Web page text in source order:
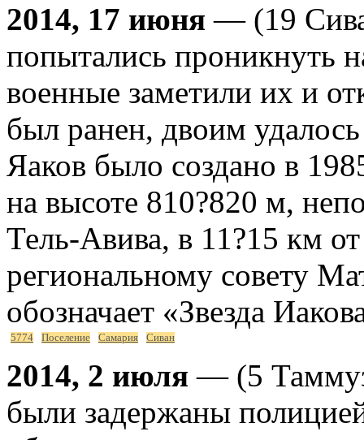
2014, 17 июня — (19
попытались проникнуть
военные заметили их и
был ранен, двоим
Яаков было создано в
на высоте 810?820 м,
Тель-Авива, в 11?15 км
региональному совету
обозначает «Звезда
5774 Поселение Самария Сиван
2014, 2 июля — (5
были задержаны